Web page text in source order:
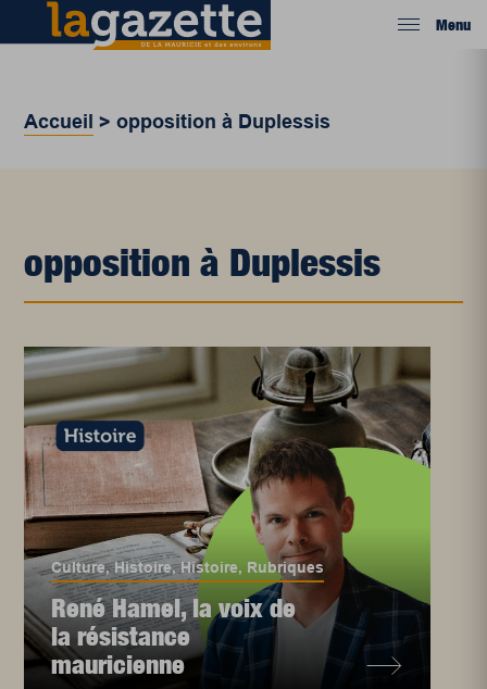
Menu
Accueil >opposition à Duplessis
opposition à Duplessis
Culture,Histoire,Histoire, Rubriques
René Hamel, la voix de
la résistance
mauricienne